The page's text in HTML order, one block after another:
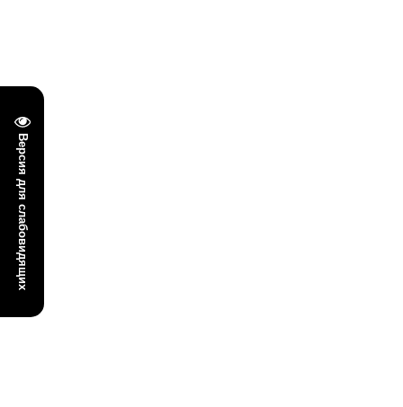
Версия для слабовидящих